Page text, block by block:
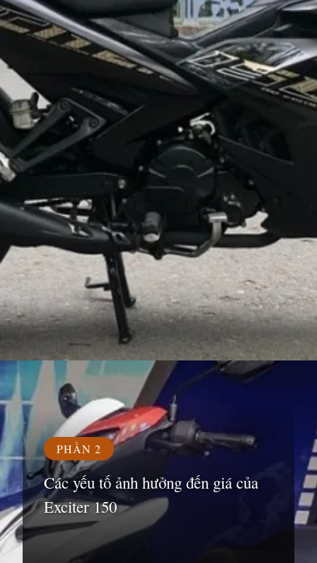
Đang mở
PHẦN 2
Các yếu tố ảnh hưởng đến giá của
Exciter 150